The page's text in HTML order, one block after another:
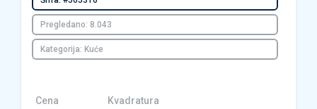
Pregledano: 8.043
Kategorija: Kuće
Cena Kvadratura